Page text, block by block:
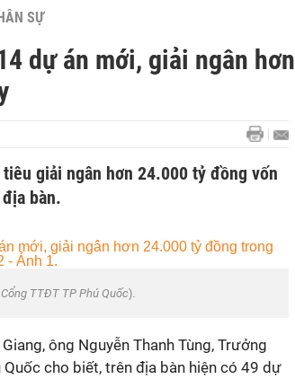
SỰ
dự án mới, giải ngân hơn
giải ngân hơn 24.000 tỷ đồng vốn
bàn.
Cổng TTĐT TP Phú Quốc).
ông Nguyễn Thanh Tùng, Trưởng
Quốc cho biết, trên địa bàn hiện có 49 dự